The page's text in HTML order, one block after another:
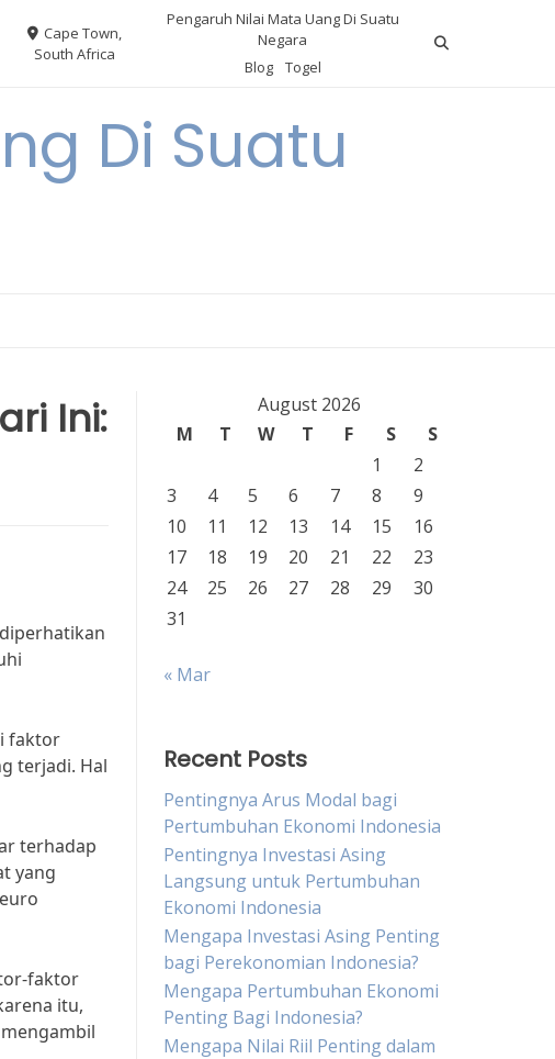
Cape Town,
South Africa
Pengaruh Nilai Mata Uang Di Suatu
Negara
Blog
Togel
Di Suatu
Ini:
faktor
terjadi. Hal
terhadap
yang
faktor
itu,
August 2026
M
T W T F S
S
1
2
3
4 5 6 7 8
9
10
11 12 13 14 15
16
17
18 19 20 21 22
23
24
25 26 27 28 29
30
31
« Mar
Recent Posts
Pentingnya Arus Modal bagi
Pertumbuhan Ekonomi Indonesia
Pentingnya Investasi Asing
Langsung untuk Pertumbuhan
Ekonomi Indonesia
Mengapa Investasi Asing Penting
bagi Perekonomian Indonesia?
Mengapa Pertumbuhan Ekonomi
Penting Bagi Indonesia?
Mengapa Nilai Riil Penting dalam